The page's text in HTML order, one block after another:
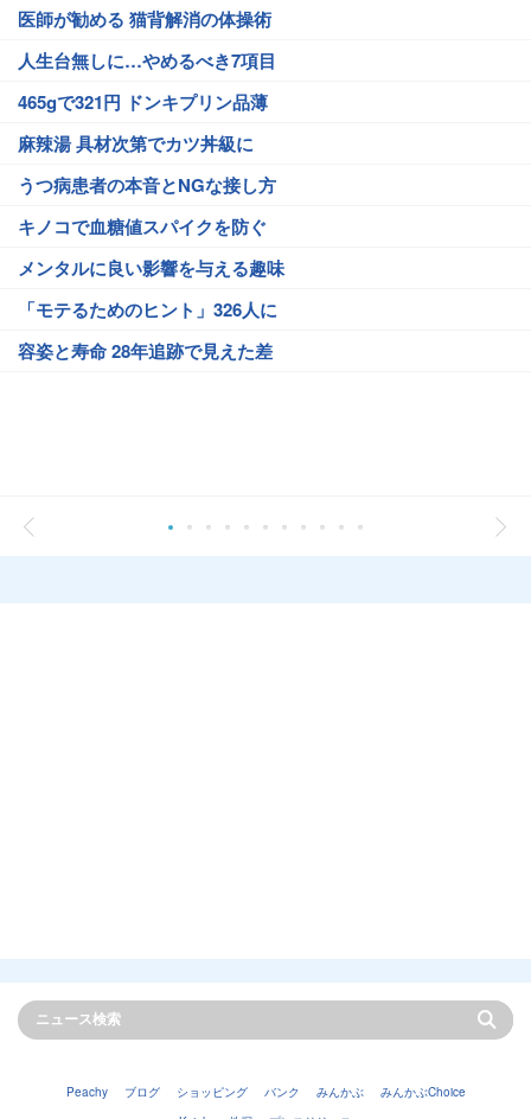
医師が勧める 猫背解消の体操術
人生台無しに…やめるべき7項目
465gで321円 ドンキプリン品薄
麻辣湯 具材次第でカツ丼級に
うつ病患者の本音とNGな接し方
キノコで血糖値スパイクを防ぐ
メンタルに良い影響を与える趣味
「モテるためのヒント」326人に
容姿と寿命 28年追跡で見えた差
Peachy ブログ ショッピング バンク みんかぶ
みんかぶChoice